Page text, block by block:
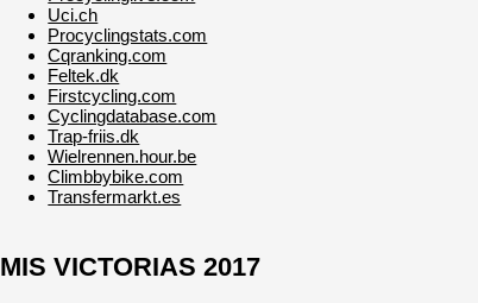
Uci.ch
Procyclingstats.com
Cqranking.com
Feltek.dk
Firstcycling.com
Cyclingdatabase.com
Trap-friis.dk
Wielrennen.hour.be
Climbbybike.com
Transfermarkt.es
MIS VICTORIAS 2017